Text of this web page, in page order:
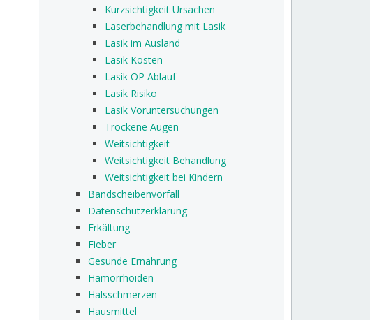
Kurzsichtigkeit Ursachen
Laserbehandlung mit Lasik
Lasik im Ausland
Lasik Kosten
Lasik OP Ablauf
Lasik Risiko
Lasik Voruntersuchungen
Trockene Augen
Weitsichtigkeit
Weitsichtigkeit Behandlung
Weitsichtigkeit bei Kindern
Bandscheibenvorfall
Datenschutzerklärung
Erkältung
Fieber
Gesunde Ernährung
Hämorrhoiden
Halsschmerzen
Hausmittel